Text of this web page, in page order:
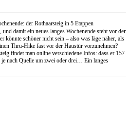
der Rothaarsteig in 5 Etappen
und damit ein neues langes Wochenende steht vor der
könnte schöner nicht sein – also was läge näher, als
Thru-Hike fast vor der Haustür vorzunehmen?
findet man online verschiedene Infos: dass er 157
nach Quelle um zwei oder drei… Ein langes